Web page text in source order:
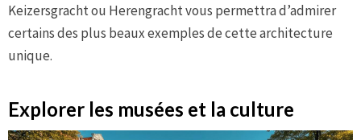
Keizersgracht ou Herengracht vous permettra d’admirer
certains des plus beaux exemples de cette architecture
unique.
Explorer les musées et la culture